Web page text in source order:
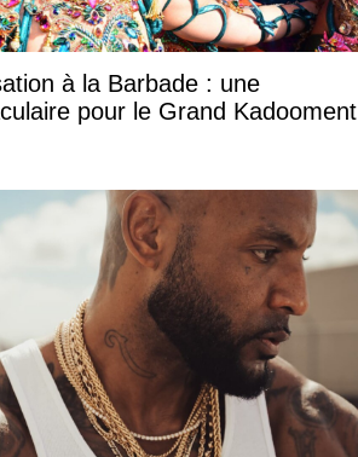
à la Barbade : une
pour le Grand Kadooment